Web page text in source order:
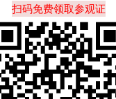
扫码免费领取参观证